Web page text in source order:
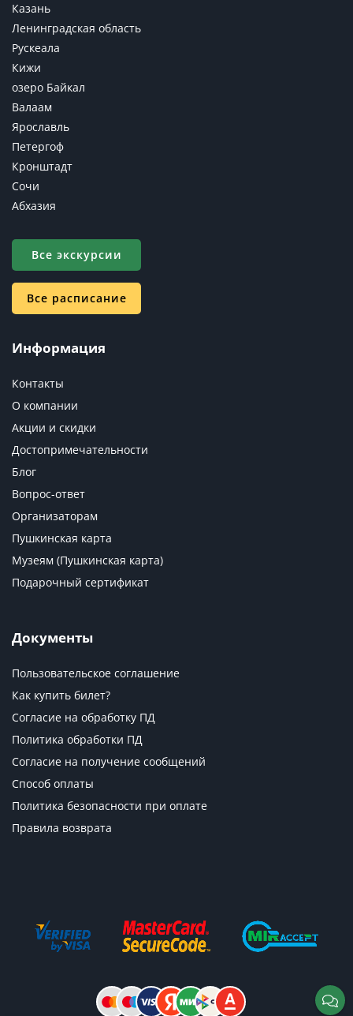
Казань
Ленинградская область
Рускеала
Кижи
озеро Байкал
Валаам
Ярославль
Петергоф
Кронштадт
Сочи
Абхазия
Все экскурсии
Все расписание
Информация
Контакты
О компании
Акции и скидки
Достопримечательности
Блог
Вопрос-ответ
Организаторам
Пушкинская карта
Музеям (Пушкинская карта)
Подарочный сертификат
Документы
Пользовательское соглашение
Как купить билет?
Согласие на обработку ПД
Политика обработки ПД
Согласие на получение сообщений
Способ оплаты
Политика безопасности при оплате
Правила возврата